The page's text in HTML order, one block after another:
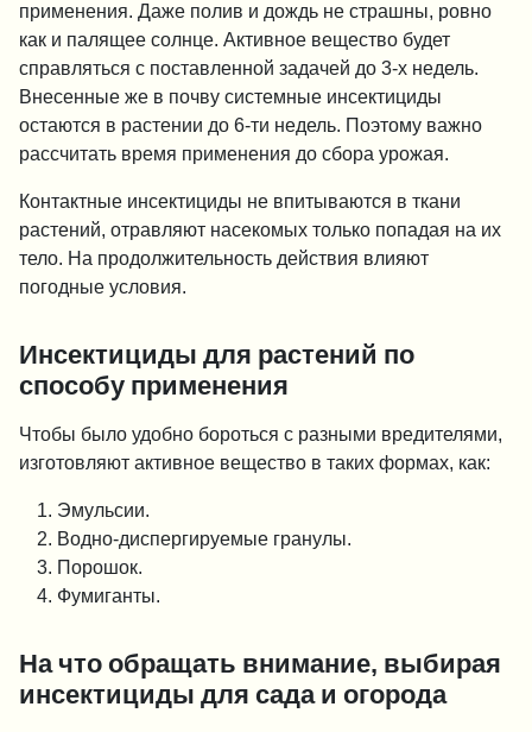
применения. Даже полив и дождь не страшны, ровно
как и палящее солнце. Активное вещество будет
справляться с поставленной задачей до 3-х недель.
Внесенные же в почву системные инсектициды
остаются в растении до 6-ти недель. Поэтому важно
рассчитать время применения до сбора урожая.
Кон­тактные инсектициды не впитываются в ткани
растений, отравляют насекомых только попадая на их
тело. На продолжительность действия влияют
погодные условия.
Инсектициды для растений по
способу применения
Чтобы было удобно бороться с разными вредителями,
изготовляют активное вещество в таких формах, как:
Эмульсии.
Водно-диспергируемые гранулы.
Порошок.
Фумиганты.
На что обращать внимание, выбирая
инсектициды для сада и огорода